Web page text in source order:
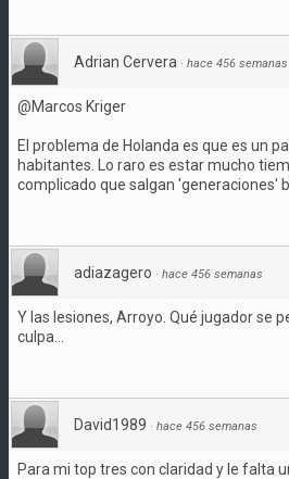
Adrian Cervera · hace 456 semanas
@Marcos Kriger
El problema de Holanda es que es un
habitantes. Lo raro es estar mucho
complicado que salgan 'generaciones'
adiazagero · hace 456 semanas
Y las lesiones, Arroyo. Qué jugador se
culpa...
David1989 · hace 456 semanas
Para mi top tres con claridad y le falta